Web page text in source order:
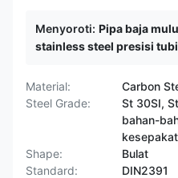
Menyoroti: Pipa baja
stainless steel presisi
Material:
Carbon
Steel Grade:
St 30SI,
bahan-
Shape:
Bulat
Standard:
DIN2391